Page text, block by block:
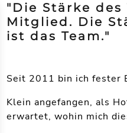
"Die Stärke
Mitglied. Die
ist das Team."
Seit 2011 bin ich fester
Klein angefangen, als
erwartet, wohin mich